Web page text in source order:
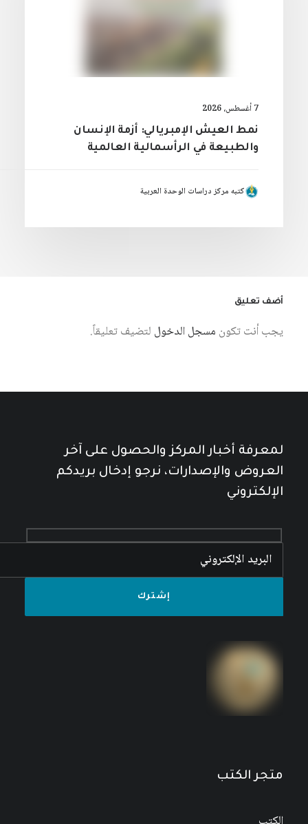
7 أغسطس، 2026
نمط العيش الإمبريالي: أزمة الإنسان
والطبيعة في الرأسمالية العالمية
كتبه مركز دراسات الوحدة العربية
أضف تعليق
يجب أنت تكون مسجل الدخول لتضيف تعليقاً.
لمعرفة أخبار المركز والحصول على آخر
العروض والإصدارات، نرجو إدخال بريدكم
الإلكتروني
متجر الكتب